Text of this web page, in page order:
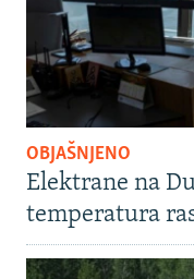
OBJAŠNJENO
Elektrane na
temperatura